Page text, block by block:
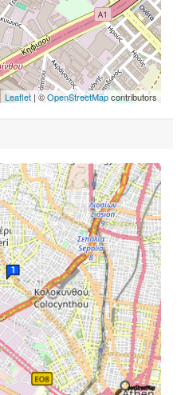
Leaflet | ©OpenStreetMapcontributors